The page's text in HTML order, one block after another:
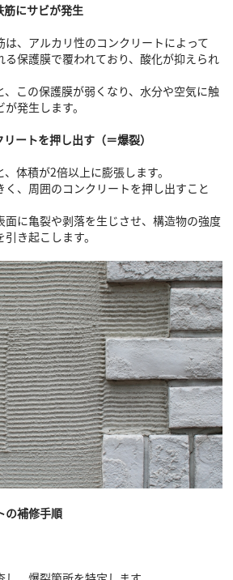
にサビが発生
は、アルカリ性のコンクリートによって
る保護膜で覆われており、酸化が抑えられ
、この保護膜が弱くなり、水分や空気に触
発生します。
ートを押し出す（＝爆裂）
体積が2倍以上に膨張します。
く、周囲のコンクリートを押し出すこと
面に亀裂や剥落を生じさせ、構造物の強度
き起こします。
の補修手順